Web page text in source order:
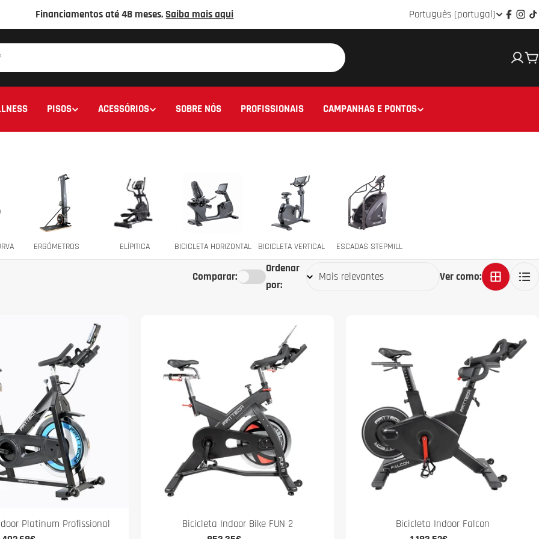
Financiamentos até 48 meses.Saiba mais aqui Idioma
Português (portugal)
PISOS ACESSÓRIOS SOBRE NÓS PROFISSIONAIS CAMPANHAS E PONTOS
ERGÓMETROS ELÍPITICA BICICLETA HORIZONTAL BICICLETA VERTICAL ESCADAS STEPMILL
Comparar:
Ordenar
por:
Ver como:
Platinum Profissional
Bicicleta Indoor Bike FUN 2
Bicicleta Indoor Falcon